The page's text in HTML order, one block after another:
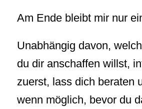
Am Ende bleibt mir nur
Unabhängig davon,
du dir anschaffen willst,
zuerst, lass dich beraten
wenn möglich, bevor du